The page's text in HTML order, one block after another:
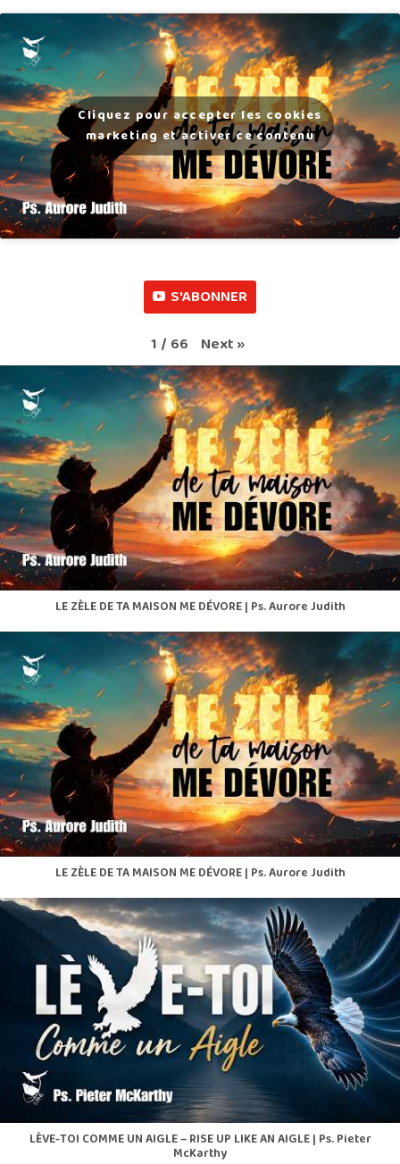
Cliquez pour accepter les cookies
marketing et activer ce contenu
S'ABONNER
1 / 66 Next»
LE ZÈLE DE TA MAISON ME DÉVORE | Ps. Aurore Judith
LE ZÈLE DE TA MAISON ME DÉVORE | Ps. Aurore Judith
LÈVE-TOI COMME UN AIGLE – RISE UP LIKE AN AIGLE | Ps. Pieter
McKarthy